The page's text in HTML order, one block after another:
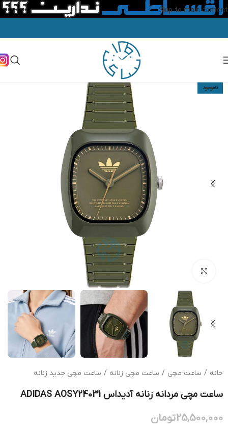
Skip to main content
ناموجود
خانه / ساعت مچی / ساعت مچی زنانه / ساعت مچی جدید زنانه
ساعت مچی مردانه زنانه آدیداس ADIDAS AOSY24031
25,500,000تومان